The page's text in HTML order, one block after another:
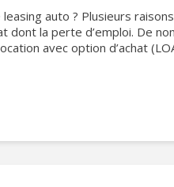
auto ? Plusieurs
dont la perte d’emploi. De
avec option d’achat